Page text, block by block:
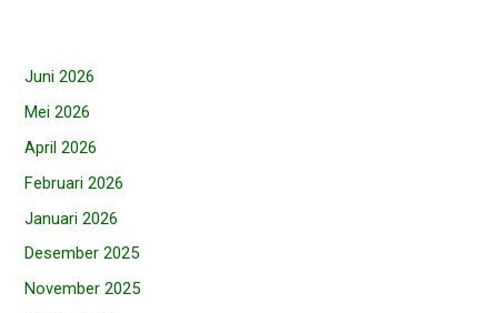
Juni 2026
Mei 2026
April 2026
Februari 2026
Januari 2026
Desember 2025
November 2025